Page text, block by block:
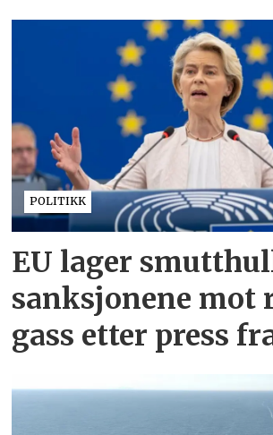
POLITIKK
EU lager
sanksjonene mot
gass etter press